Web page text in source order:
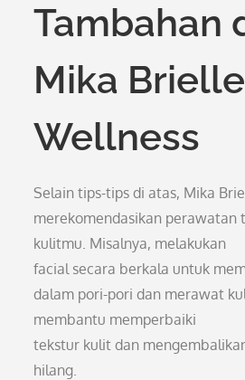
Tambahan
Mika Brielle
Wellness
Selain tips-tips di atas, Mika
merekomendasikan perawatan
kulitmu. Misalnya, melakukan
facial secara berkala untuk
dalam pori-pori dan merawat
membantu memperbaiki
tekstur kulit dan
hilang.